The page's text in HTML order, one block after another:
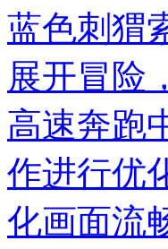
蓝色刺猬
展开冒险
高速奔跑
作进行优
化画面流